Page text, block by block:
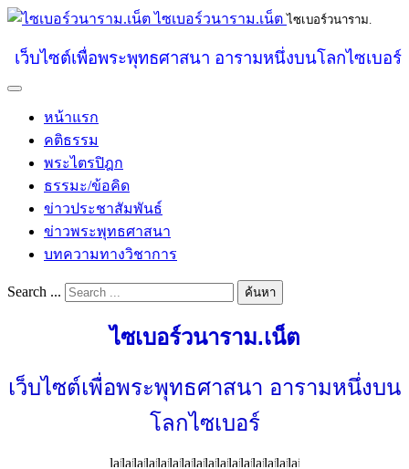
ไซเบอร์วนาราม.เน็ต ไซเบอร์วนาราม.
เว็บไซต์เพื่อพระพุทธศาสนา อารามหนึ่งบนโลกไซเบอร์
หน้าแรก
คติธรรม
พระไตรปิฎก
ธรรมะ/ข้อคิด
ข่าวประชาสัมพันธ์
ข่าวพระพุทธศาสนา
บทความทางวิชาการ
Search ... ค้นหา
ไซเบอร์วนาราม.เน็ต
เว็บไซต์เพื่อพระพุทธศาสนา อารามหนึ่งบน
โลกไซเบอร์